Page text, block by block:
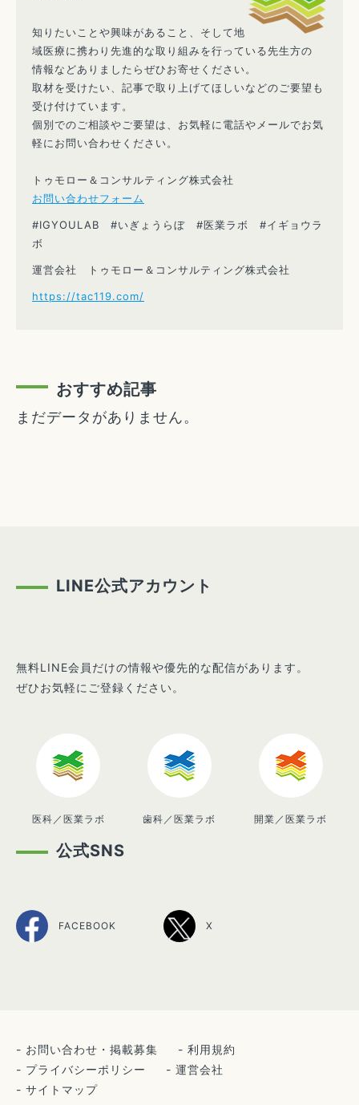
知りたいことや興味があること、そして地
域医療に携わり先進的な取り組みを行っている先生方の
情報などありましたらぜひお寄せください。
取材を受けたい、記事で取り上げてほしいなどのご要望も
受け付けています。
個別でのご相談やご要望は、お気軽に電話やメールでお気
軽にお問い合わせください。
トゥモロー＆コンサルティング株式会社
お問い合わせフォーム
#IGYOULAB #いぎょうらぼ #医業ラボ #イギョウラ
ボ
運営会社 トゥモロー＆コンサルティング株式会社
https://tac119.com/
おすすめ記事
まだデータがありません。
LINE公式アカウント
無料LINE会員だけの情報や優先的な配信があります。
ぜひお気軽にご登録ください。
医科／医業ラボ 歯科／医業ラボ 開業／医業ラボ
公式SNS
FACEBOOK X
お問い合わせ・掲載募集
利用規約
プライバシーポリシー
運営会社
サイトマップ